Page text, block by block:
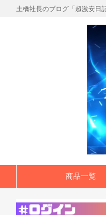
土橋社長のブログ「超激安日
商品一覧